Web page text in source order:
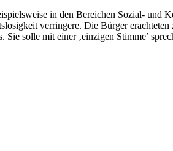
in den Bereichen Sozial- und
verringere. Die Bürger
solle mit einer ‚einzigen Stimme’